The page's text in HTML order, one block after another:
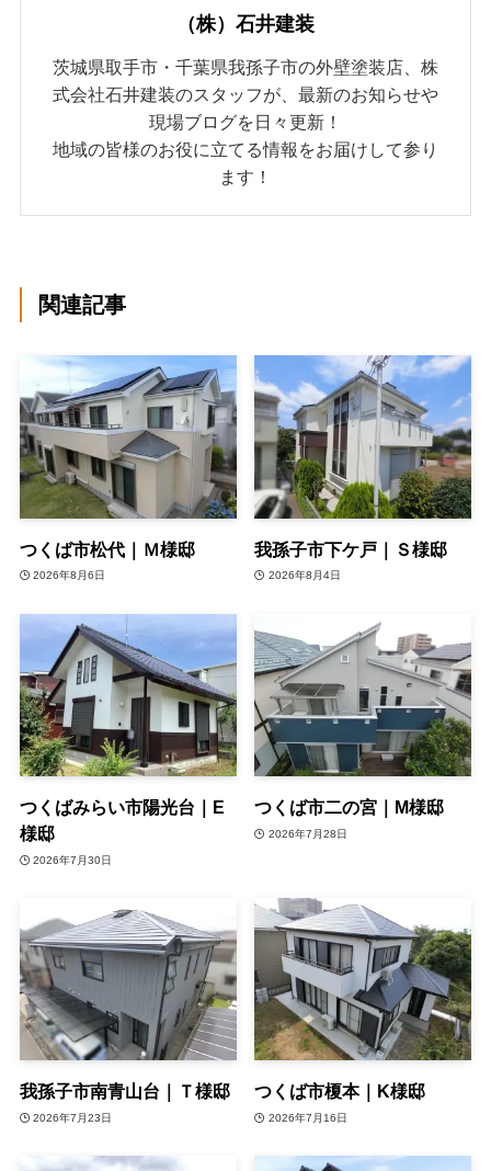
（株）石井建装
茨城県取手市・千葉県我孫子市の外壁塗装店、株
式会社石井建装のスタッフが、最新のお知らせや
現場ブログを日々更新！
地域の皆様のお役に立てる情報をお届けして参り
ます！
関連記事
つくば市松代｜Ｍ様邸
2026年8月6日
我孫子市下ケ戸｜Ｓ様邸
2026年8月4日
つくばみらい市陽光台｜E
様邸
2026年7月30日
つくば市二の宮｜M様邸
2026年7月28日
我孫子市南青山台｜Ｔ様邸
2026年7月23日
つくば市榎本｜K様邸
2026年7月16日